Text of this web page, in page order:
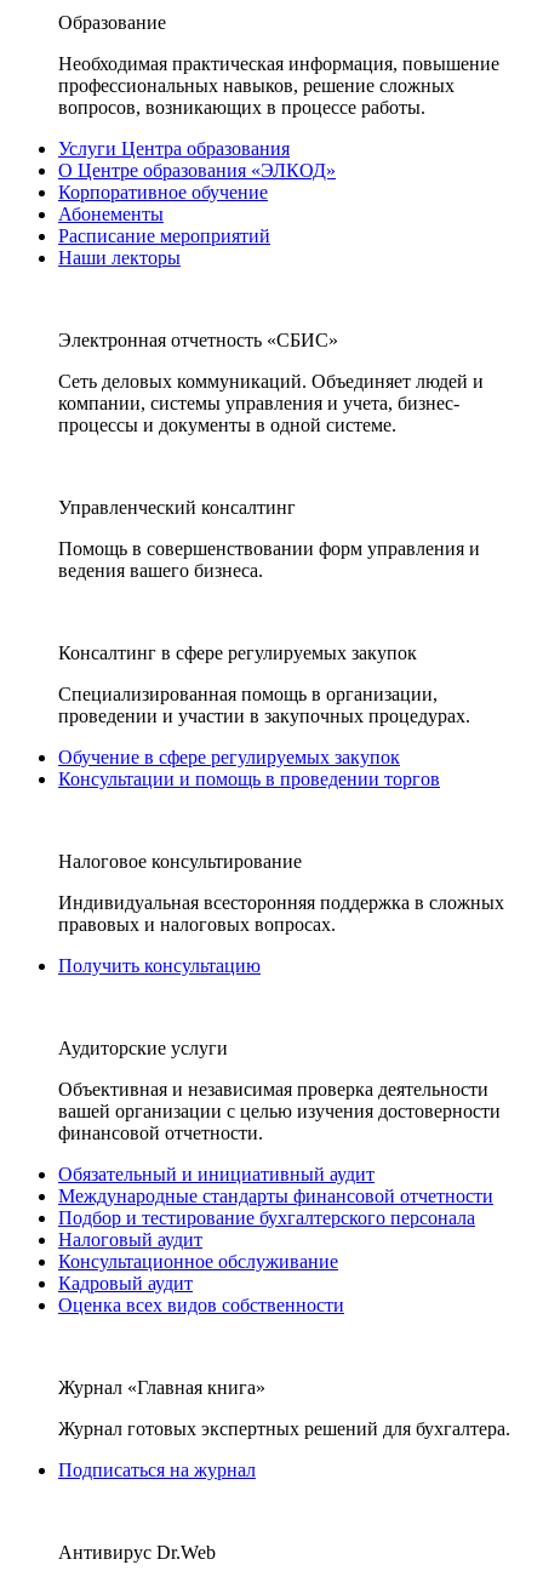
Образование
Необходимая практическая информация, повышение
профессиональных навыков, решение сложных
вопросов, возникающих в процессе работы.
Услуги Центра образования
О Центре образования «ЭЛКОД»
Корпоративное обучение
Абонементы
Расписание мероприятий
Наши лекторы
Электронная отчетность «СБИС»
Сеть деловых коммуникаций. Объединяет людей и
компании, системы управления и учета, бизнес-
процессы и документы в одной системе.
Управленческий консалтинг
Помощь в совершенствовании форм управления и
ведения вашего бизнеса.
Консалтинг в сфере регулируемых закупок
Специализированная помощь в организации,
проведении и участии в закупочных процедурах.
Обучение в сфере регулируемых закупок
Консультации и помощь в проведении торгов
Налоговое консультирование
Индивидуальная всесторонняя поддержка в сложных
правовых и налоговых вопросах.
Получить консультацию
Аудиторские услуги
Объективная и независимая проверка деятельности
вашей организации с целью изучения достоверности
финансовой отчетности.
Обязательный и инициативный аудит
Международные стандарты финансовой отчетности
Подбор и тестирование бухгалтерского персонала
Налоговый аудит
Консультационное обслуживание
Кадровый аудит
Оценка всех видов собственности
Журнал «Главная книга»
Журнал готовых экспертных решений для бухгалтера.
Подписаться на журнал
Антивирус Dr.Web